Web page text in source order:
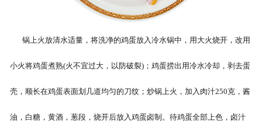
甘肃精忠报国八大锤典故版
甘肃蜜汁味卤蛋
锅上火放清水适量，将洗净的鸡蛋放入冷水锅中，用大火烧开，改用
小火将鸡蛋煮熟(火不宜过大，以防破裂)；鸡蛋捞出用冷水冷却，剥去蛋
壳，顺长在鸡蛋表面划几道均匀的刀纹；炒锅上火，加入肉汁250克，酱
油，白糖，黄酒，葱段，烧开后放入鸡蛋卤制。待鸡蛋全部上色，卤汁